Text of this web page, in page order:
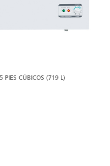
PIES CÚBICOS (719 L)